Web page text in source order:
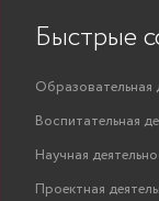
Быстрые
Образовательная
Воспитательная
Научная
Проектная